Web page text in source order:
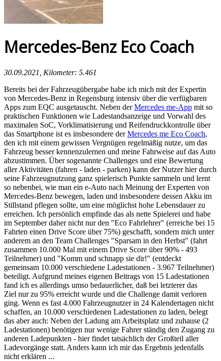
Mercedes-Benz Eco Coach
30.09.2021, Kilometer: 5.461
Bereits bei der Fahrzeugübergabe habe ich mich mit der Expertin
von Mercedes-Benz in Regensburg intensiv über die verfügbaren
Apps zum EQC ausgetauscht. Neben derMercedes me-App mit so
praktischen Funktionen wie Ladestandsanzeige und Vorwahl des
maximalen SoC, Vorklimatisierung und Reifendruckkontrolle über
das Smartphone ist es insbesondere derMercedes me Eco Coach,
den ich mit einem gewissen Vergnügen regelmäßig nutze, um das
Fahrzeug besser kennenzulernen und meine Fahrweise auf das Auto
abzustimmen. Über sogenannte Challenges und eine Bewertung
aller Aktivitäten (fahren - laden - parken) kann der Nutzer hier durch
seine Fahrzeugnutzung ganz spielerisch Punkte sammeln und lernt
so nebenbei, wie man ein e-Auto nach Meinung der Experten von
Mercedes-Benz bewegen, laden und insbesondere dessen Akku im
Stillstand pflegen sollte, um eine möglichst hohe Lebensdauer zu
erreichen. Ich persönlich empfinde das als nette Spielerei und habe
im September daher nicht nur den "Eco Fahrlehrer" (erreiche bei 15
Fahrten einen Drive Score über 75%) geschafft, sondern mich unter
anderem an den Team Challenges "Sparsam in den Herbst" (fahrt
zusammen 10.000 Mal mit einem Drive Score über 90% - 493
Teilnehmer) und "Komm und schnapp sie dir!" (entdeckt
gemeinsam 10.000 verschiedene Ladestationen - 3.967 Teilnehmer)
beteiligt. Aufgrund meines eigenen Beitrags von 15 Ladestationen
fand ich es allerdings umso bedauerlicher, daß bei letzterer das
Ziel nur zu 95% erreicht wurde und die Challenge damit verloren
ging. Wenn es fast 4.000 Fahrzeugnutzer in 24 Kalendertagen nicht
schaffen, an 10.000 verschiedenen Ladestationen zu laden, belegt
das aber auch: Neben der Ladung am Arbeitsplatz und zuhause (2
Ladestationen) benötigen nur wenige Fahrer ständig den Zugang zu
anderen Ladepunkten - hier findet tatsächlich der Großteil aller
Ladevorgänge statt. Anders kann ich mir das Ergebnis jedenfalls
nicht erklären ...